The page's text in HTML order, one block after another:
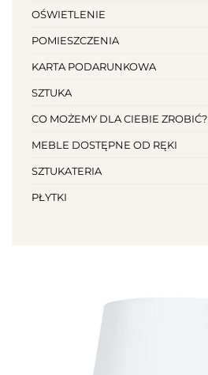
OŚWIETLENIE
POMIESZCZENIA
KARTA PODARUNKOWA
SZTUKA
CO MOŻEMY DLA CIEBIE ZROBIĆ?
MEBLE DOSTĘPNE OD RĘKI
SZTUKATERIA
PŁYTKI